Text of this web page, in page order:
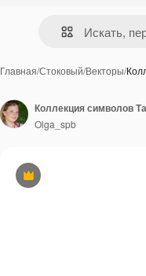
Главная/Стоковый/Векторы/
Премиум
Olga_spb